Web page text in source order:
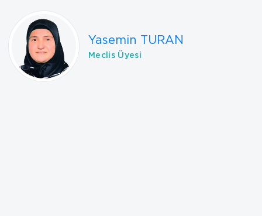
Yasemin TURAN
Meclis Üyesi